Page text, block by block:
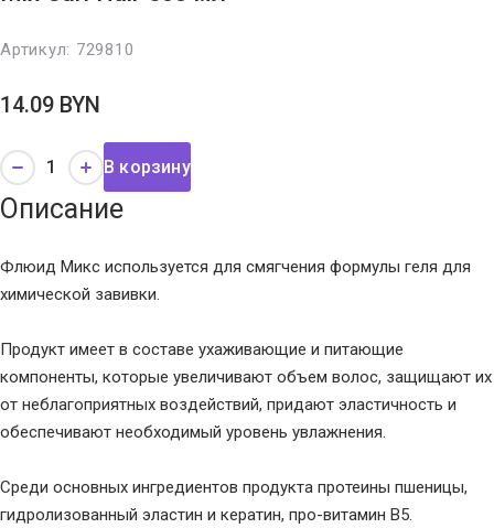
Артикул: 729810
14.09 BYN
В корзину
Описание
Флюид Микс используется для смягчения формулы геля для
химической завивки.
Продукт имеет в составе ухаживающие и питающие
компоненты, которые увеличивают объем волос, защищают их
от неблагоприятных воздействий, придают эластичность и
обеспечивают необходимый уровень увлажнения.
Среди основных ингредиентов продукта протеины пшеницы,
гидролизованный эластин и кератин, про-витамин B5.